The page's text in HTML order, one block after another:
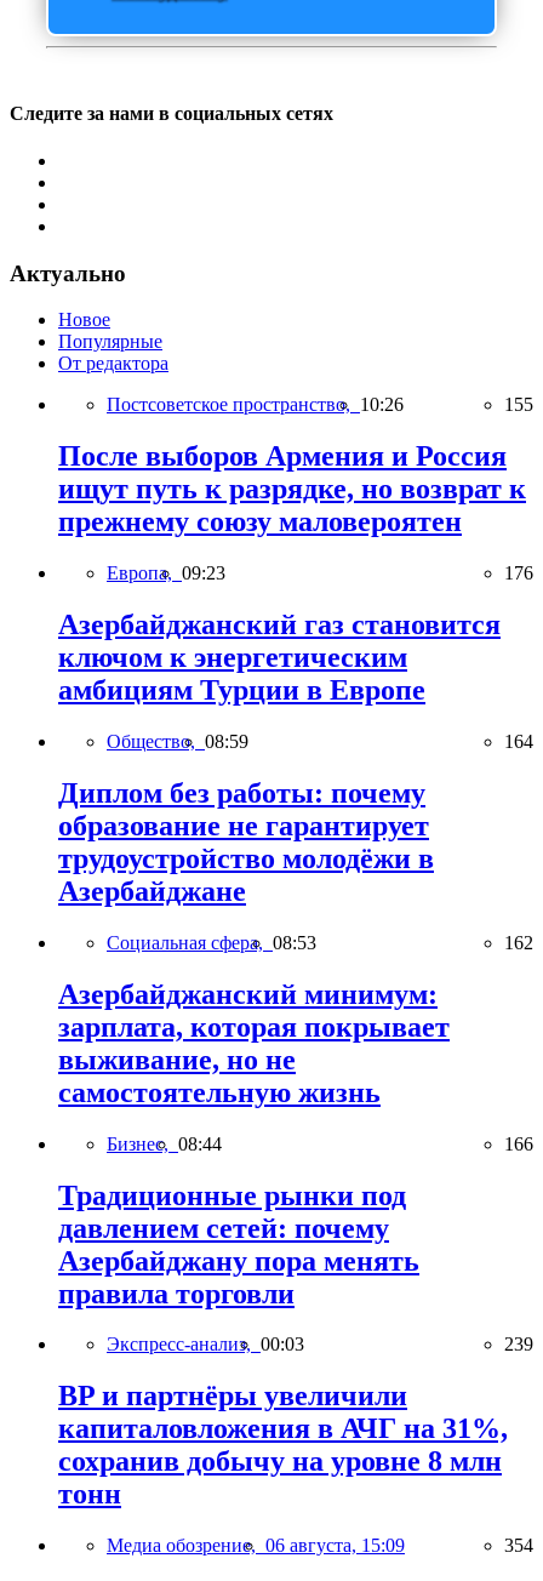
Следите за нами в социальных сетях
Актуально
Новое
Популярные
От редактора
Постсоветское пространство, 10:26 155
После выборов Армения и Россия
ищут путь к разрядке, но возврат к
прежнему союзу маловероятен
Европа, 09:23 176
Азербайджанский газ становится
ключом к энергетическим
амбициям Турции в Европе
Общество, 08:59 164
Диплом без работы: почему
образование не гарантирует
трудоустройство молодёжи в
Азербайджане
Социальная сфера, 08:53 162
Азербайджанский минимум:
зарплата, которая покрывает
выживание, но не
самостоятельную жизнь
Бизнес, 08:44 166
Традиционные рынки под
давлением сетей: почему
Азербайджану пора менять
правила торговли
Экспресс-анализ, 00:03 239
BP и партнёры увеличили
капиталовложения в АЧГ на 31%,
сохранив добычу на уровне 8 млн
тонн
Медиа обозрение, 06 августа, 15:09 354